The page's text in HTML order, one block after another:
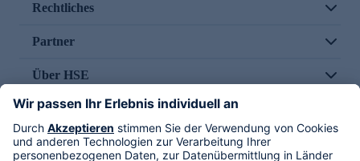
Rechtliches
Partner
Über HSE
Im TV
HSE International